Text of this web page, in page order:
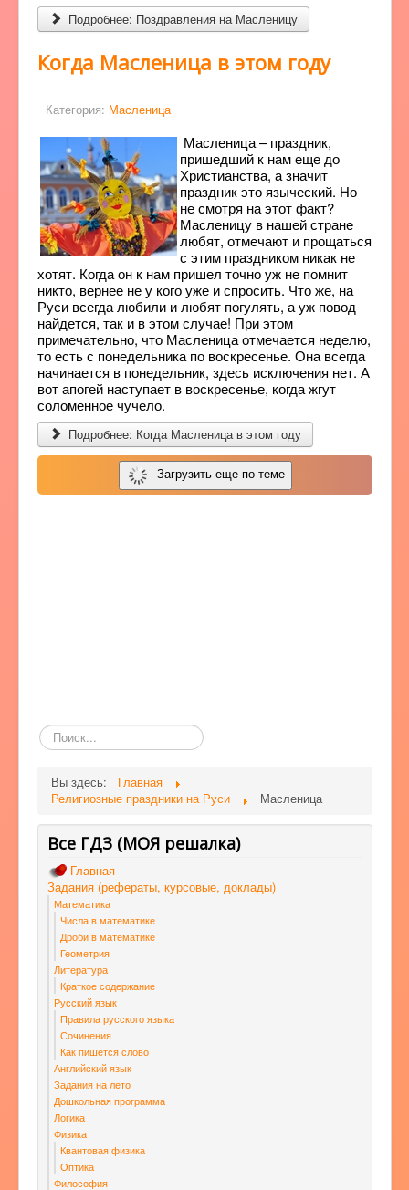
Подробнее: Поздравления на Масленицу
Когда Масленица в этом году
Категория: Масленица
Масленица – праздник,
пришедший к нам еще до
Христианства, а значит
праздник это языческий. Но
не смотря на этот факт?
Масленицу в нашей стране
любят, отмечают и прощаться
с этим праздником никак не
хотят. Когда он к нам пришел точно уж не помнит
никто, вернее не у кого уже и спросить. Что же, на
Руси всегда любили и любят погулять, а уж повод
найдется, так и в этом случае! При этом
примечательно, что Масленица отмечается неделю,
то есть с понедельника по воскресенье. Она всегда
начинается в понедельник, здесь исключения нет. А
вот апогей наступает в воскресенье, когда жгут
соломенное чучело.
Подробнее: Когда Масленица в этом году
Загрузить еще по теме
Поиск
по
Вы здесь:
Главная
Религиозные праздники на Руси
Масленица
Все ГДЗ (МОЯ решалка)
Главная
Задания (рефераты, курсовые, доклады)
Математика
Числа в математике
Дроби в математике
Геометрия
Литература
Краткое содержание
Русский язык
Правила русского языка
Сочинения
Как пишется слово
Английский язык
Задания на лето
Дошкольная программа
Логика
Физика
Квантовая физика
Оптика
Философия